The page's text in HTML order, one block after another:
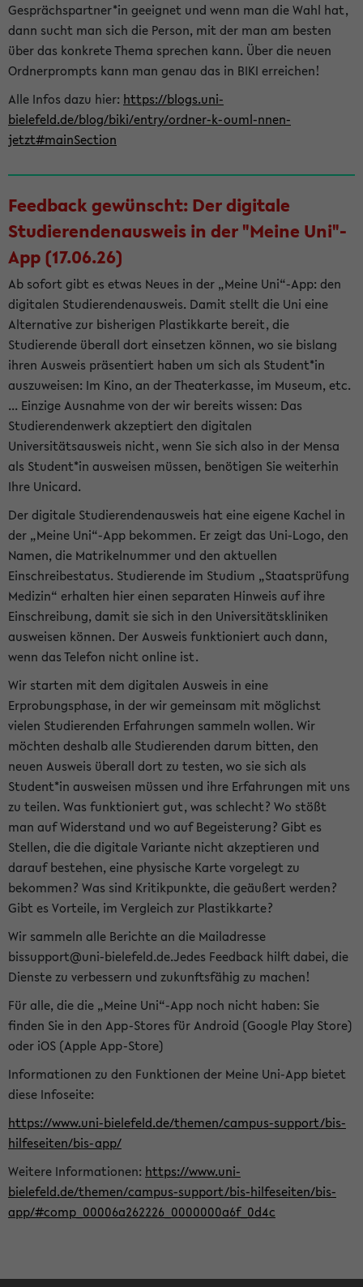
Gesprächspartner*in geeignet und wenn man die Wahl hat,
dann sucht man sich die Person, mit der man am besten
über das konkrete Thema sprechen kann. Über die neuen
Ordnerprompts kann man genau das in BIKI erreichen!
Alle Infos dazu hier: https://blogs.uni-
bielefeld.de/blog/biki/entry/ordner-k-ouml-nnen-
jetzt#mainSection
Feedback gewünscht: Der digitale
Studierendenausweis in der "Meine Uni"-
App (17.06.26)
Ab sofort gibt es etwas Neues in der „Meine Uni“-App: den
digitalen Studierendenausweis. Damit stellt die Uni eine
Alternative zur bisherigen Plastikkarte bereit, die
Studierende überall dort einsetzen können, wo sie bislang
ihren Ausweis präsentiert haben um sich als Student*in
auszuweisen: Im Kino, an der Theaterkasse, im Museum, etc.
... Einzige Ausnahme von der wir bereits wissen: Das
Studierendenwerk akzeptiert den digitalen
Universitätsausweis nicht, wenn Sie sich also in der Mensa
als Student*in ausweisen müssen, benötigen Sie weiterhin
Ihre Unicard.
Der digitale Studierendenausweis hat eine eigene Kachel in
der „Meine Uni“-App bekommen. Er zeigt das Uni-Logo, den
Namen, die Matrikelnummer und den aktuellen
Einschreibestatus. Studierende im Studium „Staatsprüfung
Medizin“ erhalten hier einen separaten Hinweis auf ihre
Einschreibung, damit sie sich in den Universitätskliniken
ausweisen können. Der Ausweis funktioniert auch dann,
wenn das Telefon nicht online ist.
Wir starten mit dem digitalen Ausweis in eine
Erprobungsphase, in der wir gemeinsam mit möglichst
vielen Studierenden Erfahrungen sammeln wollen. Wir
möchten deshalb alle Studierenden darum bitten, den
neuen Ausweis überall dort zu testen, wo sie sich als
Student*in ausweisen müssen und ihre Erfahrungen mit uns
zu teilen. Was funktioniert gut, was schlecht? Wo stößt
man auf Widerstand und wo auf Begeisterung? Gibt es
Stellen, die die digitale Variante nicht akzeptieren und
darauf bestehen, eine physische Karte vorgelegt zu
bekommen? Was sind Kritikpunkte, die geäußert werden?
Gibt es Vorteile, im Vergleich zur Plastikkarte?
Wir sammeln alle Berichte an die Mailadresse
bissupport@uni-bielefeld.de.Jedes Feedback hilft dabei, die
Dienste zu verbessern und zukunftsfähig zu machen!
Für alle, die die „Meine Uni“-App noch nicht haben: Sie
finden Sie in den App-Stores für Android (Google Play Store)
oder iOS (Apple App-Store)
Informationen zu den Funktionen der Meine Uni-App bietet
diese Infoseite:
https://www.uni-bielefeld.de/themen/campus-support/bis-
hilfeseiten/bis-app/
Weitere Informationen: https://www.uni-
bielefeld.de/themen/campus-support/bis-hilfeseiten/bis-
app/#comp_00006a262226_0000000a6f_0d4c